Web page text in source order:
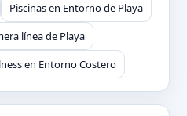
Piscinas en Entorno de Playa
línea de Playa
en Entorno Costero